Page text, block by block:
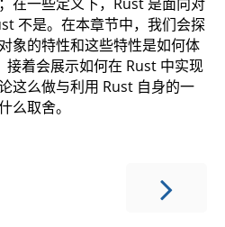
不是。在本章节中，我们会探
象的特性和这些特性是如何体
着会展示如何在 Rust 中实现
这么做与利用 Rust 自身的一
么取舍。